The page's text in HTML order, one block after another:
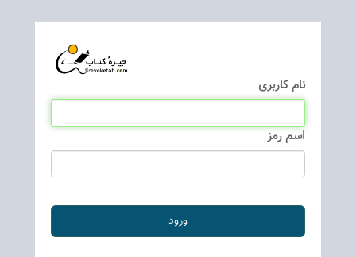
نام كاربری
اسم رمز